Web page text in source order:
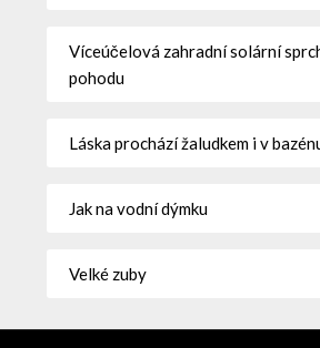
Víceúčelová zahradní solární
pohodu
Láska prochází žaludkem i v
Jak na vodní dýmku
Velké zuby